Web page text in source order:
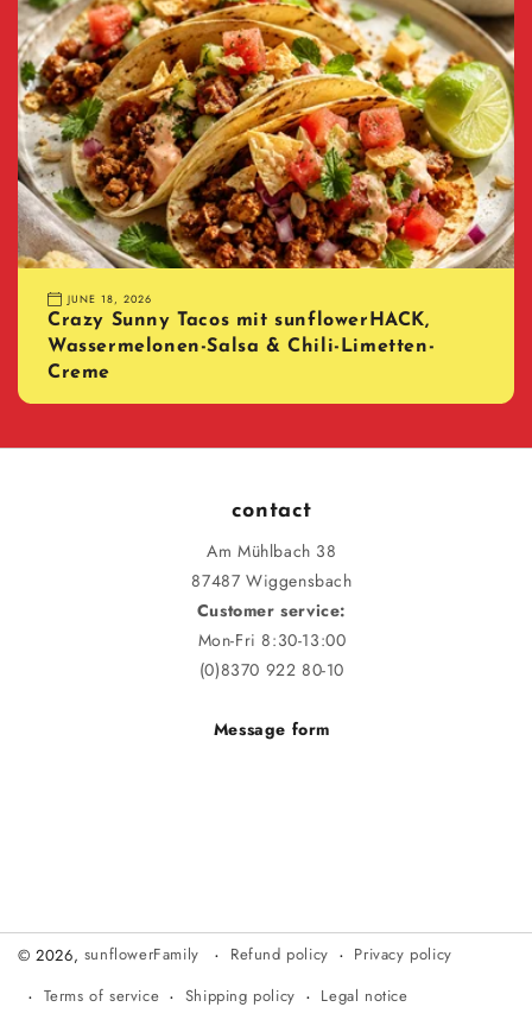
JUNE 18, 2026
Crazy Sunny Tacos mit sunflowerHACK,
Wassermelonen-Salsa & Chili-Limetten-
Creme
contact
Am Mühlbach 38
87487 Wiggensbach
Customer service:
Mon-Fri 8:30-13:00
(0)8370 922 80-10
Message form
© 2026, sunflowerFamily Refund policy
Privacy policy
Terms of service
Shipping policy Legal notice